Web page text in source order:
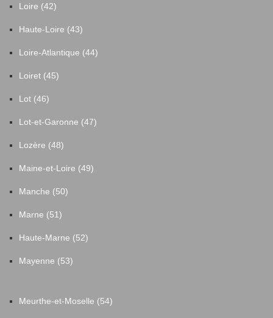
Loire (42)
Haute-Loire (43)
Loire-Atlantique (44)
Loiret (45)
Lot (46)
Lot-et-Garonne (47)
Lozère (48)
Maine-et-Loire (49)
Manche (50)
Marne (51)
Haute-Marne (52)
Mayenne (53)
Meurthe-et-Moselle (54)